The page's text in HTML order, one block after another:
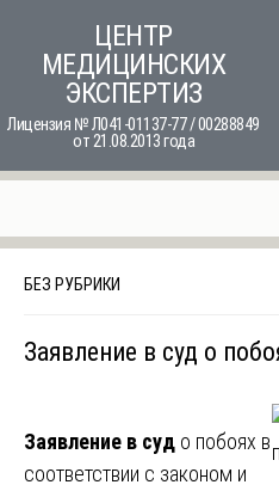
content
ЦЕНТР
МЕДИЦИНСКИХ
ЭКСПЕРТИЗ
Лицензия № Л041-01137-77 / 00288849
от 21.08.2013 года
БЕЗ РУБРИКИ
Заявление в суд о
Заявление в суд о побоях в
соответствии с законом и